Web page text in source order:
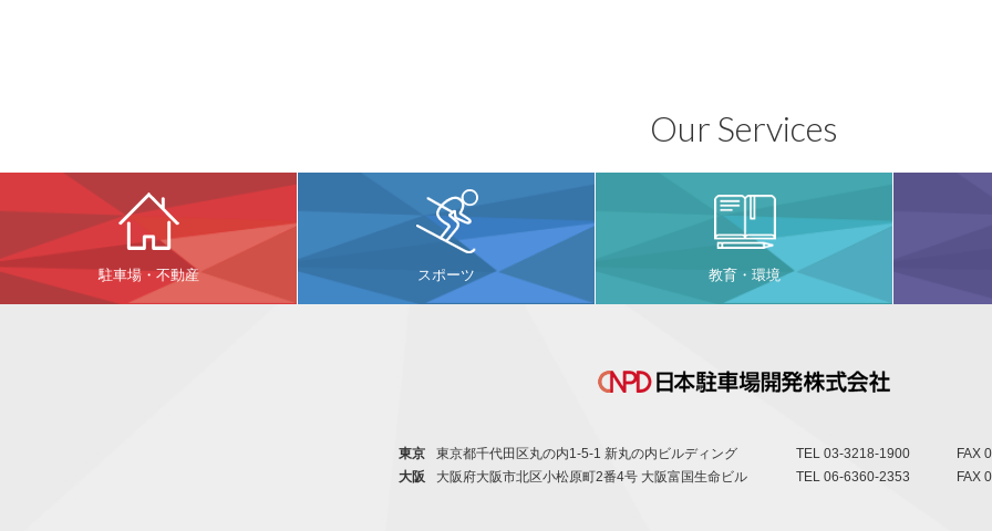
Our Services
駐車場・不動産 スポーツ 教育・環境
東京 東京都千代田区丸の内1-5-1 新丸の内ビルディング TEL 03-3218-1900
FAX
大阪
大阪府大阪市北区小松原町2番4号 大阪富国生命ビル TEL 06-6360-2353 FAX